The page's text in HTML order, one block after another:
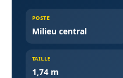
POSTE
Milieu central
TAILLE
1,74 m